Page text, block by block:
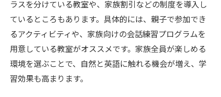
ラスを分けている教室や、家族割引などの制度を導入し
ているところもあります。具体的には、親子で参加でき
るアクティビティや、家族向けの会話練習プログラムを
用意している教室がオススメです。家族全員が楽しめる
環境を選ぶことで、自然と英語に触れる機会が増え、学
習効果も高まります。